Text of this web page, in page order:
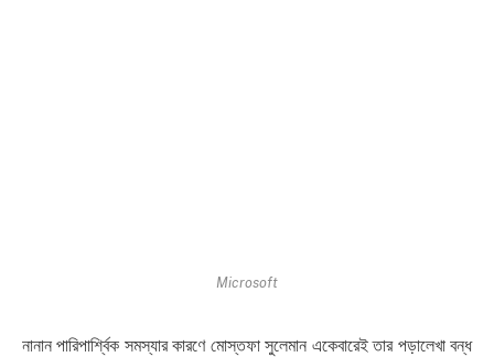
Microsoft
নানান পারিপার্শ্বিক সমস্যার কারণে মোস্তফা সুলেমান একেবারেই তার পড়ালেখা বন্ধ